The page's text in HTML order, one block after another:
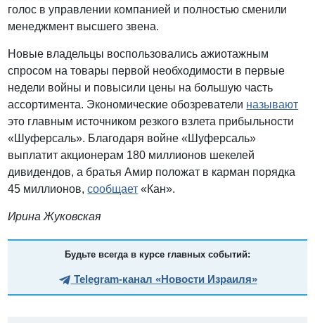
голос в управлении компанией и полностью сменили
менеджмент высшего звена.
Новые владельцы воспользовались ажиотажным
спросом на товары первой необходимости в первые
недели войны и повысили цены на большую часть
ассортимента. Экономические обозреватели называют
это главным источником резкого взлета прибыльности
«Шуферсаль». Благодаря войне «Шуферсаль»
выплатит акционерам 180 миллионов шекелей
дивидендов, а братья Амир положат в карман порядка
45 миллионов,сообщает «Кан».
Ирина Жуковская
Будьте всегда в курсе главных событий:
Telegram-канал «Новости Израиля»